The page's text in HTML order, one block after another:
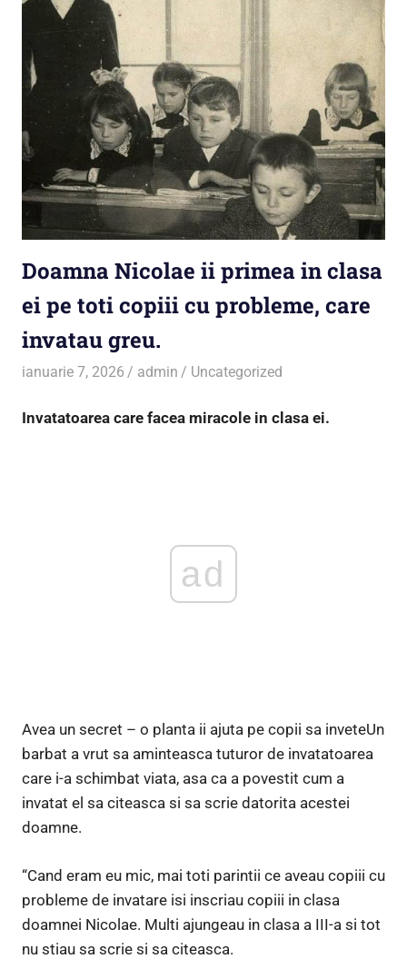
Doamna Nicolae ii primea in clasa
ei pe toti copiii cu probleme, care
invatau greu.
ianuarie 7, 2026 admin Uncategorized
Invatatoarea care facea miracole in clasa ei.
ad
Avea un secret – o planta ii ajuta pe copii sa inveteUn
barbat a vrut sa aminteasca tuturor de invatatoarea
care i-a schimbat viata, asa ca a povestit cum a
invatat el sa citeasca si sa scrie datorita acestei
doamne.
“Cand eram eu mic, mai toti parintii ce aveau copiii cu
probleme de invatare isi inscriau copiii in clasa
doamnei Nicolae. Multi ajungeau in clasa a III-a si tot
nu stiau sa scrie si sa citeasca.